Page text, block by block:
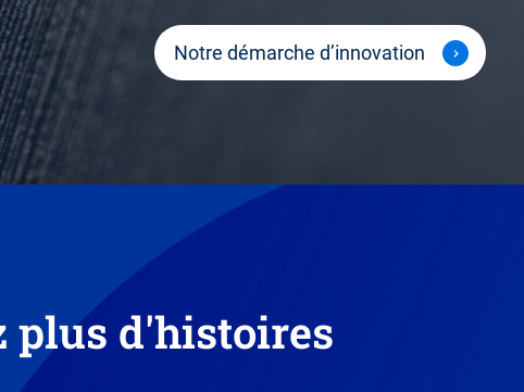
Notre démarche d’innovation
plus d'histoires